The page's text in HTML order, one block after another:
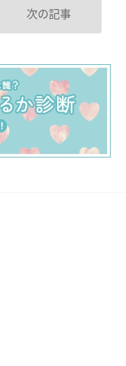
次の記事